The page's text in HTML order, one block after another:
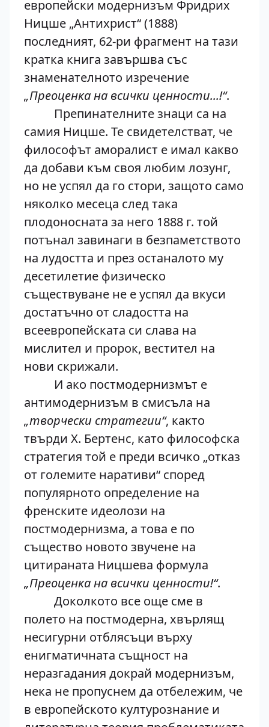
европейски модернизъм Фридрих
Ницше „Антихрист“ (1888)
последният, 62-ри фрагмент на тази
кратка книга завършва със
знаменателното изречение
„Преоценка на всички ценности...!“.
Препинателните знаци са на
самия Ницше. Те свидетелстват, че
философът аморалист е имал какво
да добави към своя любим лозунг,
но не успял да го стори, защото само
няколко месеца след така
плодоносната за него 1888 г. той
потънал завинаги в безпаметството
на лудостта и през останалото му
десетилетие физическо
съществуване не е успял да вкуси
достатъчно от сладостта на
всеевропейската си слава на
мислител и пророк, вестител на
нови скрижали.
И ако постмодернизмът е
антимодернизъм в смисъла на
„творчески стратегии“, както
твърди X. Бертенс, като философска
стратегия той е преди всичко „отказ
от големите наративи“ според
популярното определение на
френските идеолози на
постмодернизма, а това е по
същество новото звучене на
цитираната Ницшева формула
„Преоценка на всички ценности!“.
Доколкото все още сме в
полето на постмодерна, хвърлящ
несигурни отблясъци върху
енигматичната същност на
неразгадания докрай модернизъм,
нека не пропуснем да отбележим, че
в европейското културознание и